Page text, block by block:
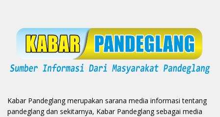
Kabar Pandeglang merupakan sarana media informasi tentang
pandeglang dan sekitarnya, Kabar Pandeglang sebagai media